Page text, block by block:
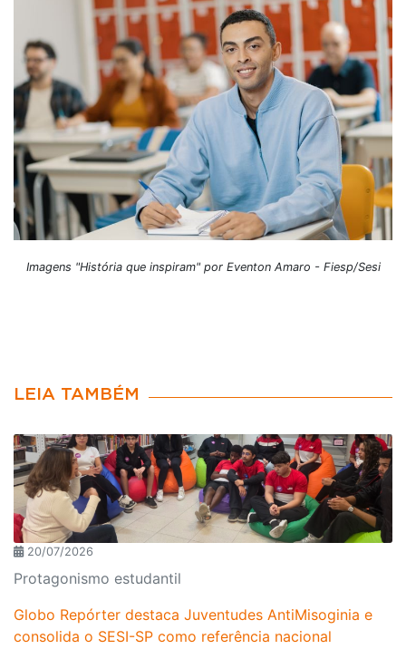
Imagens "História que inspiram" por Eventon Amaro - Fiesp/Sesi
LEIA TAMBÉM
20/07/2026
Protagonismo estudantil
Globo Repórter destaca Juventudes AntiMisoginia e
consolida o SESI-SP como referência nacional